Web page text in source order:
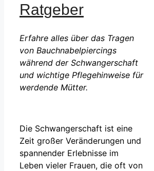
Ratgeber
Erfahre alles über das Tragen
von Bauchnabelpiercings
während der Schwangerschaft
und wichtige Pflegehinweise für
werdende Mütter.
Die Schwangerschaft ist eine
Zeit großer Veränderungen und
spannender Erlebnisse im
Leben vieler Frauen, die oft von